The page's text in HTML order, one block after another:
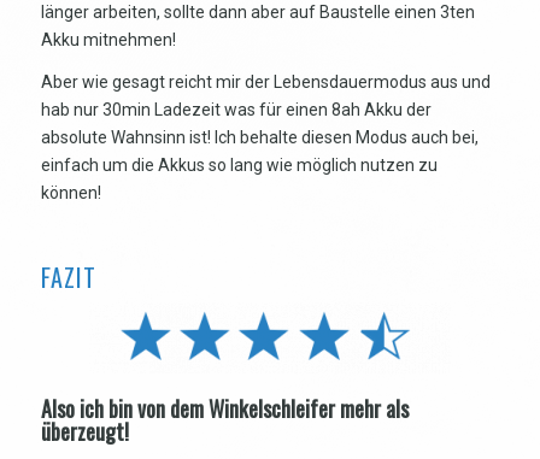
länger arbeiten, sollte dann aber auf Baustelle einen 3ten
Akku mitnehmen!
Aber wie gesagt reicht mir der Lebensdauermodus aus und
hab nur 30min Ladezeit was für einen 8ah Akku der
absolute Wahnsinn ist! Ich behalte diesen Modus auch bei,
einfach um die Akkus so lang wie möglich nutzen zu
können!
FAZIT
Also ich bin von dem Winkelschleifer mehr als
überzeugt!